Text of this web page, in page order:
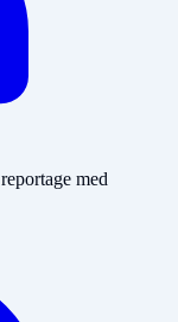
med